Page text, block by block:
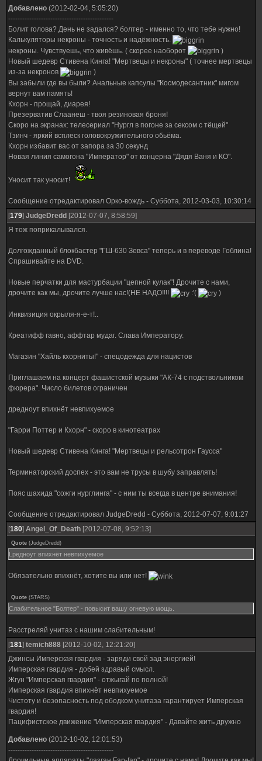
Добавлено (2012-02-04, 5:05:20)
---------------------------------------------
Болит голова? День не задался? болтер - именно то, что тебе нужно!
Калькуляторы некроны - точность и надёжность.
некроны. Чувствуешь, что живёшь. ( скорее наоборот
)
Новый шедевр Стивена Кинга! "Мертвецы и некроны" ( точнее мертвецы
из-за некронов
)
Вы забыли где вы были? Анальные капсулы "Космодесантник" мигом
вернут вам память!
Кхорн - прощай, диарея!
Презерватив Слаанеш - твоя резиновая броня!
Скоро на экранах: телесериал "Нургл в погоне за сексом с тёщей"
Тзинч - яркий всплеск головокружительного обьёма.
Кхорн избавит вас от запора за 30 секунд
Новая линия самогона "Император" от концерна "Дядя Ваня и КО".
Уносит так уносит!
Сообщение отредактировал Орко-вождь - Суббота, 2012-03-03, 10:30:14
[179] JudgeDredd [2012-07-07, 8:58:59]
Я тож поприкалывался.
Долгожданный блокбастер "ГШ-630 Зевса" теперь и в переводе Гоблина!
Спрашивайте на DVD.
Новые перчатки для мастурбации "цепной кулак"! Дрочите с нами,
дрочите как мы, дрочите лучше нас!(НЕ НАДО!!!!
:'( )
Инквизиция окрыля-я-е-т!..
Креатифф гавно, аффтар мудаг. Слава Императору.
Магазин "Хайль кхорниты!" - спецодежда для нацистов
Приглашаем на концерт фашистской музыки "АК-74 с подствольником
фюрера". Число билетов ограничен
дредноут впихнёт невпихуемое
"Гарри Поттер и Кхорн" - скоро в кинотеатрах
Новый шедевр Стивена Кинга! "Мертвецы и рельсотрон Гаусса"
Терминаторский доспех - это вам не трусы в шубу заправлять!
Пояс шахида "сожги нурглинга" - с ним ты всегда в центре внимания!
Сообщение отредактировал JudgeDredd - Суббота, 2012-07-07, 9:01:27
[180] Angel_Оf_Death [2012-07-08, 9:52:13]
Quote (JudgeDredd)
Lредноут впихнёт невпихуемое
Обязательно впихнёт, хотите вы или нет!
Quote (STARS)
Слабительное "Болтер" - повысит вашу огневую мощь.
Расстреляй унитаз с нашим слабительным!
[181] temich888 [2012-10-02, 12:21:20]
Джинсы Имперская гвардия - заряди свой зад энергией!
Имперская гвардия - добей здравый смысл.
Жгун "Имперская гвардия" - отжыгай по полной!
Имперская гвардия впихнёт невпихуемое
Чистоту и безопасность под ободком унитаза гарантирует Имперская
гвардия!
Пацифистское движение "Имперская гвардия" - Давайте жить дружно
Добавлено (2012-10-02, 12:01:53)
---------------------------------------------